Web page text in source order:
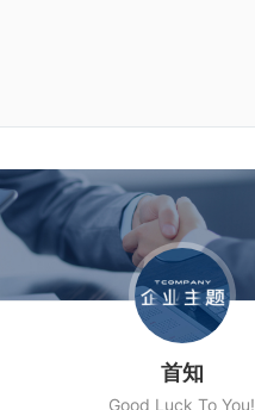
首知
Good Luck To You!